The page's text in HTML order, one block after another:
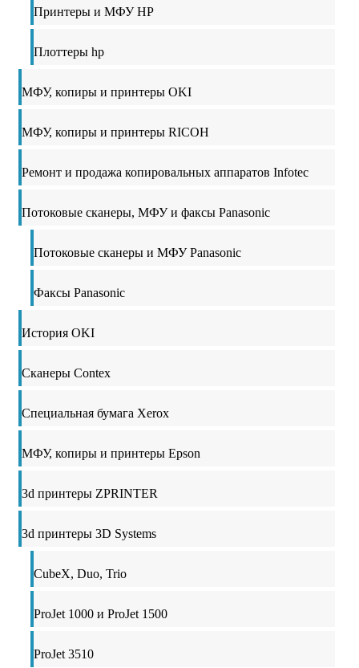
Принтеры и МФУ HP
Плоттеры hp
МФУ, копиры и принтеры OKI
МФУ, копиры и принтеры RICOH
Ремонт и продажа копировальных аппаратов Infotec
Потоковые сканеры, МФУ и факсы Panasonic
Потоковые сканеры и МФУ Panasonic
Факсы Panasonic
История OKI
Сканеры Contex
Специальная бумага Xerox
МФУ, копиры и принтеры Epson
3d принтеры ZPRINTER
3d принтеры 3D Systems
CubeX, Duo, Trio
ProJet 1000 и ProJet 1500
ProJet 3510